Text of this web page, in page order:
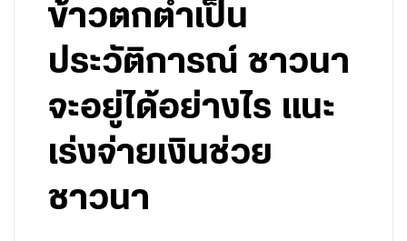
ข้าวตกต่ำเป็น
ประวัติการณ์ ชาวนา
จะอยู่ได้อย่างไร แนะ
เร่งจ่ายเงินช่วย
ชาวนา